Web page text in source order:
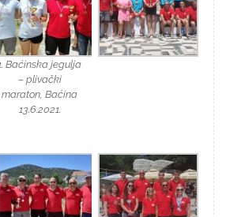
Baćinska jegulja
– plivački
maraton, Baćina
13.6.2021.